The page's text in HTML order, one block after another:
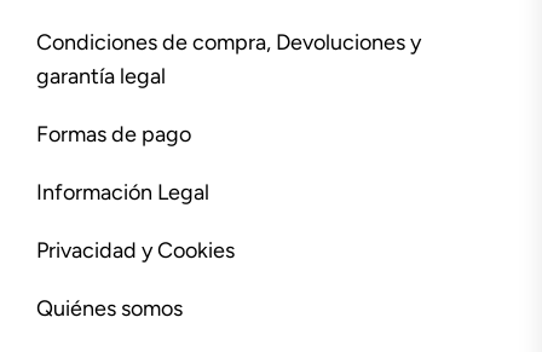
Condiciones de compra, Devoluciones y
garantía legal
Formas de pago
Información Legal
Privacidad y Cookies
Quiénes somos